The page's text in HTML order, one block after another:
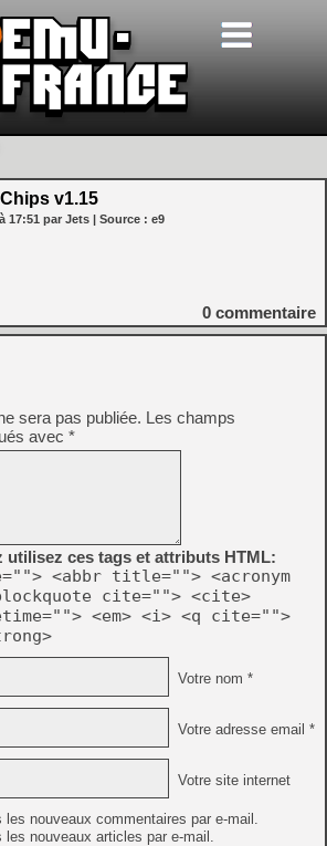
v1.15
à 17:51 par Jets | Source : e9
0 commentaire
sera pas publiée. Les champs
avec *
utilisez ces tags et attributs HTML:
<abbr title=""> <acronym
cite=""> <cite>
<em> <i> <q cite="">
Votre nom *
Votre adresse email *
Votre site internet
les nouveaux commentaires par e-mail.
les nouveaux articles par e-mail.